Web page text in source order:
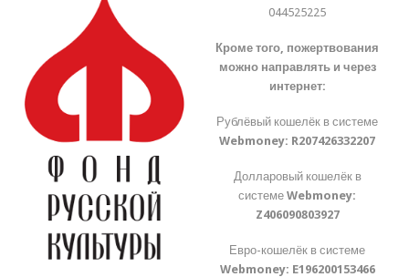
044525225
Кроме того, пожертвования
можно направлять и через
интернет:
Рублёвый кошелёк в системе
Webmoney: R207426332207
Долларовый кошелёк в
системеWebmoney:
Z406090803927
Евро-кошелёк в системе
Webmoney: E196200153466